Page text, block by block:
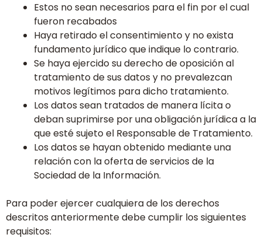
Estos no sean necesarios para el fin por el cual
fueron recabados
Haya retirado el consentimiento y no exista
fundamento jurídico que indique lo contrario.
Se haya ejercido su derecho de oposición al
tratamiento de sus datos y no prevalezcan
motivos legítimos para dicho tratamiento.
Los datos sean tratados de manera lícita o
deban suprimirse por una obligación jurídica a la
que esté sujeto el Responsable de Tratamiento.
Los datos se hayan obtenido mediante una
relación con la oferta de servicios de la
Sociedad de la Información.
Para poder ejercer cualquiera de los derechos
descritos anteriormente debe cumplir los siguientes
requisitos: